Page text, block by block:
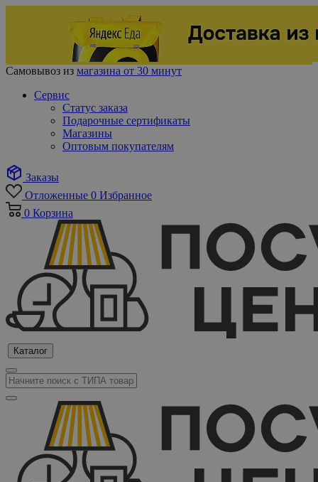
Самовывоз из магазина от 30 минут
Сервис
Статус заказа
Подарочные сертификаты
Магазины
Оптовым покупателям
Заказы
Отложенные 0 Избранное
0 Корзина
Каталог